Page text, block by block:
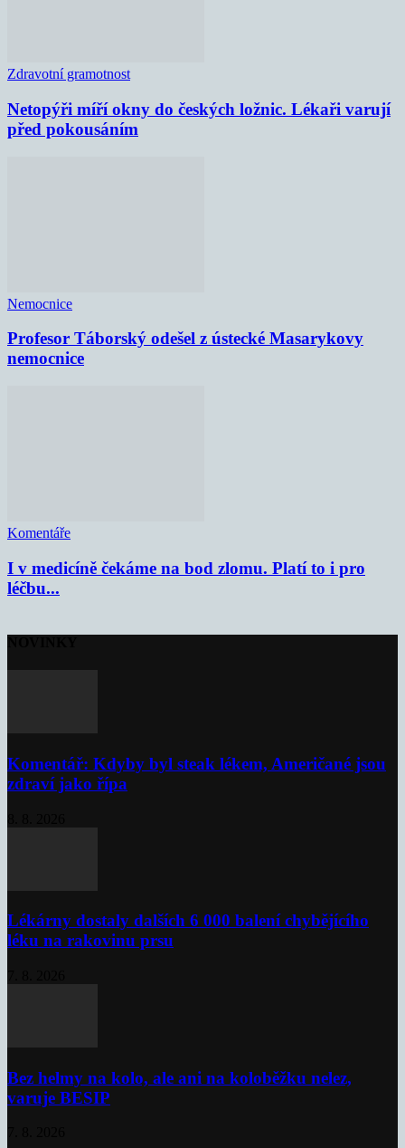
Zdravotní gramotnost
Netopýři míří okny do českých ložnic. Lékaři varují
před pokousáním
Nemocnice
Profesor Táborský odešel z ústecké Masarykovy
nemocnice
Komentáře
I v medicíně čekáme na bod zlomu. Platí to i pro
léčbu...
Komentář: Kdyby byl steak lékem, Američané jsou
zdraví jako řípa
Lékárny dostaly dalších 6 000 balení chybějícího
léku na rakovinu prsu
Bez helmy na kolo, ale ani na koloběžku nelez,
varuje BESIP